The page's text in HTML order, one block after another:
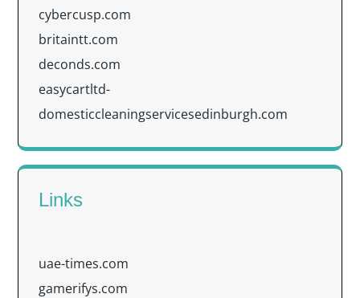
cybercusp.com
britaintt.com
deconds.com
easycartltd-
domesticcleaningservicesedinburgh.com
Links
uae-times.com
gamerifys.com